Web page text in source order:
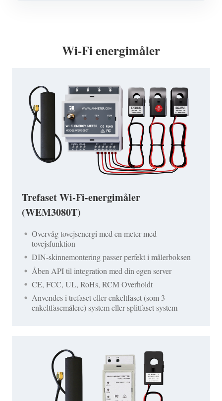
Wi-Fi energimåler
Trefaset Wi-Fi-energimåler
(WEM3080T)
Overvåg tovejsenergi med en meter med
tovejsfunktion
DIN-skinnemontering passer perfekt i målerboksen
Åben API til integration med din egen server
CE, FCC, UL, RoHs, RCM Overholdt
Anvendes i trefaset eller enkeltfaset (som 3
enkeltfasemålere) system eller splitfaset system